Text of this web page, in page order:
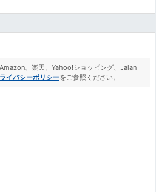
、楽天、Yahoo!ショッピング、Jalan
イバシーポリシーをご参照ください。